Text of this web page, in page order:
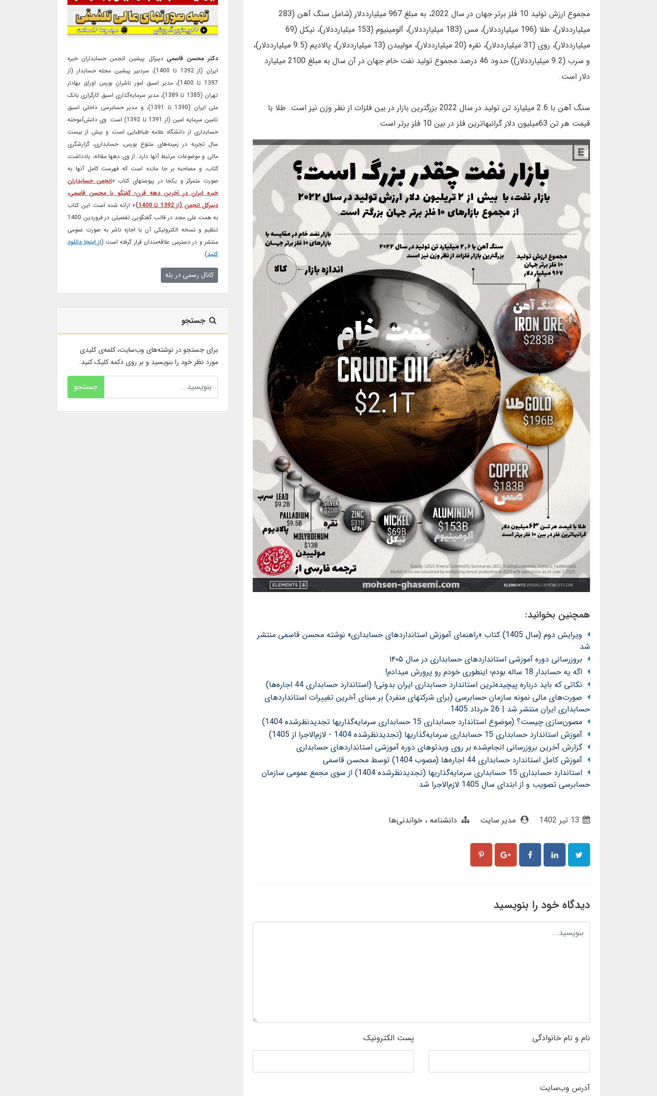
مجموع ارزش تولید 10 فلز برتر جهان در سال 2022، به مبلغ 967 میلیارددلار (شامل سنگ آهن (283
میلیارددلار)، طلا (196 میلیارددلار)، مس (183 میلیارددلار)، آلومینیوم (153 میلیارددلار)، نیکل (69
میلیارددلار)، روی (31 میلیارددلار)، نقره (20 میلیارددلار)، مولیبدن (13 میلیارددلار)، پالادیم (9.5 میلیارددلار)،
و سرب (9.2 میلیارددلار)) حدود 46 درصد مجموع تولید نفت خام جهان در آن سال به مبلغ 2100 میلیارد
دلار است.
سنگ آهن با 2.6 میلیارد تن تولید در سال 2022 بزرگترین بازار در بین فلزات از نظر وزن نیز است. طلا با
قیمت هر تن 63میلیون دلار گرانبهاترین فلز در بین 10 فلز برتر است.
همچنین بخوانید:
ویرایش دوم (سال 1405) کتاب «راهنمای آموزش استانداردهای حسابداری» نوشته محسن قاسمی منتشر
شد
بروزرسانی دوره آموزشی استانداردهای حسابداری در سال ۱۴۰۵
اگه یه حسابدار 18 ساله بودم؛ اینطوری خودم رو پرورش میدادم!
نکاتی که باید درباره پیچیده‌ترین استاندارد حسابداری ایران بدونی! (استاندارد حسابداری 44 اجاره‌ها)
صورت‌های مالی نمونه سازمان حسابرسی (برای شرکتهای منفرد) بر مبنای آخرین تغییرات استانداردهای
حسابداری ایران منتشر شد | 26 خرداد 1405
مصون‌سازی چیست؟ (موضوع استاندارد حسابداری 15 حسابداری سرمایه‌گذاریها تجدیدنظرشده 1404)
آموزش استاندارد حسابداری 15 حسابداری سرمایه‌گذاریها (تجدیدنظرشده 1404 - لازم‌الاجرا از 1405)
گزارش آخرین بروزرسانی انجام‌شده بر روی ویدئوهای دوره آموزشی استانداردهای حسابداری
آموزش کامل استاندارد حسابداری 44 اجاره‌ها (مصوب 1404) توسط محسن قاسمی
استاندارد حسابداری 15 حسابداری سرمایه‌گذاریها (تجدیدنظرشده 1404) از سوی مجمع عمومی سازمان
حسابرسی تصویب و از ابتدای سال 1405 لازم‌الاجرا شد
مدیر سایت دانشنامه خواندنی‌ها
دیدگاه خود را بنویسید
نام و نام خانوادگی پست الکترونیک
آدرس وب‌سایت
دکتر محسن قاسمی دبیرکل پیشین انجمن حسابداران خبره
ایران (از 1392 تا 1400)، سردبیر پیشین مجله حسابدار (از
1397 تا 1400)، مدیر اسبق امور ناشران بورس اوراق بهادار
تهران (1385 تا 1389)، مدیر سرمایه‌گذاری اسبق کارگزاری بانک
ملی ایران (1390 تا 1391)، و مدیر حسابرسی داخلی اسبق
تامین سرمایه امین (از 1391 تا 1392) است. وی دانش‌آموخته
حسابداری از دانشگاه علامه طباطبایی است، و بیش از بیست
سال تجربه در زمینه‌های متنوع بورس، حسابداری، گزارشگری
مالی و موضوعات مرتبط آنها دارد. از وی دهها مقاله، یادداشت،
کتاب، و مصاحبه بر جا مانده است که فهرست کامل آنها به
صورت متمرکز و یکجا در پیوستهای کتاب «انجمن حسابداران
خبره ایران در آخرین دهه قرن؛ گفتگو با محسن قاسمی،
دبیرکل انجمن (از 1392 تا 1400)
» ارائه شده است. این کتاب
به همت علی مجد در قالب گفتگویی تفصیلی در فروردین 1400
تنظیم و نسخه الکترونیکی آن با اجازه ناشر به صورت عمومی
منتشر و در دسترس علاقه‌مندان قرار گرفته است (از اینجا دانلود
کنید).
کانال رسمی در بله
جستجو
برای جستجو در نوشته‌های وب‌سایت، کلمه‌ی کلیدی
مورد نظر خود را بنویسید و بر روی دکمه کلیک کنید.
جستجو